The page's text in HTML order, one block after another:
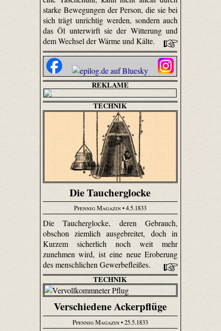
starke Bewegungen der Person, die sie bei
sich trägt unrichtig werden, sondern auch
das Öl unterwirft sie der Witterung und
dem Wechsel der Wärme und Kälte.
REKLAME
TECHNIK
Die Taucherglocke
Pfennig Magazin• 4.5.1833
Die Taucherglocke, deren Gebrauch,
obschon ziemlich ausgebreitet, doch in
Kurzem sicherlich noch weit mehr
zunehmen wird, ist eine neue Eroberung
des menschlichen Gewerbefleißes.
TECHNIK
Verschiedene Ackerpflüge
Pfennig Magazin• 25.5.1833